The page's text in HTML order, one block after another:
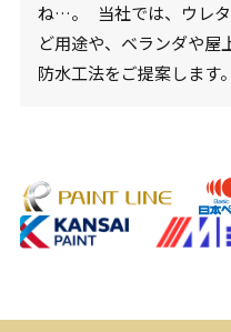
ね…。 当社では、ウレ
ど用途や、ベランダや屋
防水工法をご提案します。